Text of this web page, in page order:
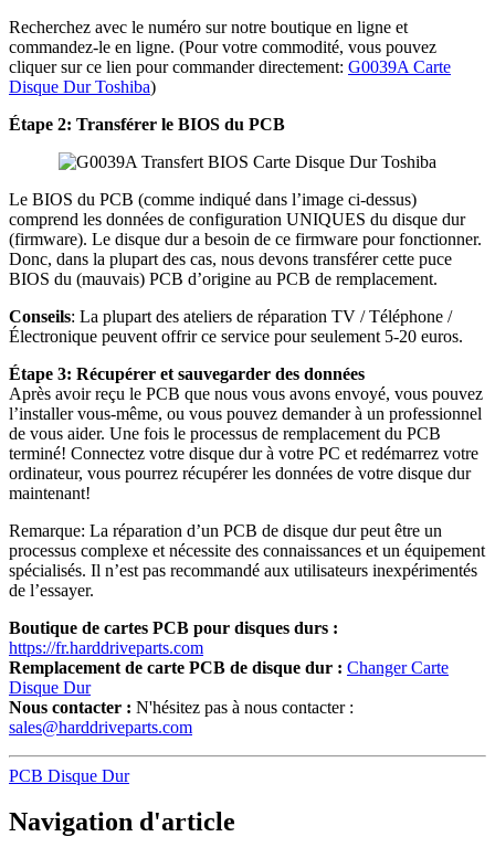
Recherchez avec le numéro sur notre boutique en ligne et
commandez-le en ligne. (Pour votre commodité, vous pouvez
cliquer sur ce lien pour commander directement: G0039A Carte
Disque Dur Toshiba)
Étape 2: Transférer le BIOS du PCB
Le BIOS du PCB (comme indiqué dans l’image ci-dessus)
comprend les données de configuration UNIQUES du disque dur
(firmware). Le disque dur a besoin de ce firmware pour fonctionner.
Donc, dans la plupart des cas, nous devons transférer cette puce
BIOS du (mauvais) PCB d’origine au PCB de remplacement.
Conseils: La plupart des ateliers de réparation TV / Téléphone /
Électronique peuvent offrir ce service pour seulement 5-20 euros.
Étape 3: Récupérer et sauvegarder des données
Après avoir reçu le PCB que nous vous avons envoyé, vous pouvez
l’installer vous-même, ou vous pouvez demander à un professionnel
de vous aider. Une fois le processus de remplacement du PCB
terminé! Connectez votre disque dur à votre PC et redémarrez votre
ordinateur, vous pourrez récupérer les données de votre disque dur
maintenant!
Remarque: La réparation d’un PCB de disque dur peut être un
processus complexe et nécessite des connaissances et un équipement
spécialisés. Il n’est pas recommandé aux utilisateurs inexpérimentés
de l’essayer.
Boutique de cartes PCB pour disques durs :
https://fr.harddriveparts.com
Remplacement de carte PCB de disque dur : Changer Carte
Disque Dur
Nous contacter : N'hésitez pas à nous contacter :
sales@harddriveparts.com
PCB Disque Dur
Navigation d'article